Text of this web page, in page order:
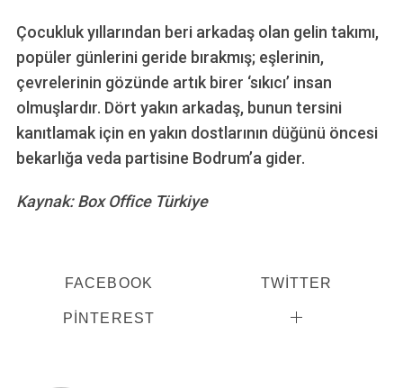
Çocukluk yıllarından beri arkadaş olan gelin takımı,
popüler günlerini geride bırakmış; eşlerinin,
çevrelerinin gözünde artık birer ‘sıkıcı’ insan
olmuşlardır. Dört yakın arkadaş, bunun tersini
kanıtlamak için en yakın dostlarının düğünü öncesi
bekarlığa veda partisine Bodrum’a gider.
Kaynak: Box Office Türkiye
FACEBOOK TWITTER
PINTEREST